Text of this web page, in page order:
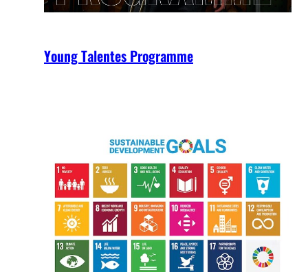
Young Talentes Programme